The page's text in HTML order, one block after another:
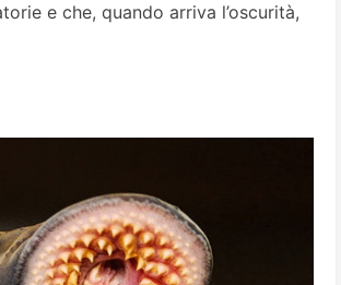
e che, quando arriva l’oscurità,